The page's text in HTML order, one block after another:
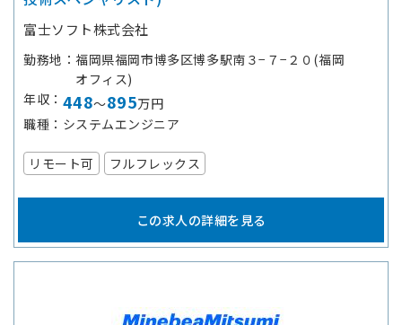
富士ソフト株式会社
勤務地
福岡県福岡市博多区博多駅南３−７−２０(福岡
オフィス)
年収
448～895万円
職種
システムエンジニア
リモート可 フルフレックス
この求人の詳細を見る